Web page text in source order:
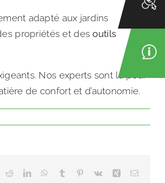
adapté aux jardins
propriétés et desoutils
Nos experts sont là pour
de confort et d’autonomie.
RedditLinkedInWhatsApp
Tumblr Pinterest
Vk XingEmail